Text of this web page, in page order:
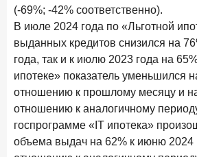
(-69%; -42% соответственно).
В июле 2024 года по «Льготной
выданных кредитов снизился на
года, так и к июлю 2023 года на
ипотеке» показатель уменьшился
отношению к прошлому месяцу и
отношению к аналогичному
госпрограмме «IT ипотека»
объема выдач на 62% к июню 2024